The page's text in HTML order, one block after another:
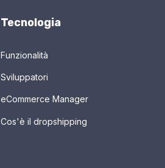
Tecnologia
Funzionalità
Sviluppatori
eCommerce Manager
Cos'è il dropshipping